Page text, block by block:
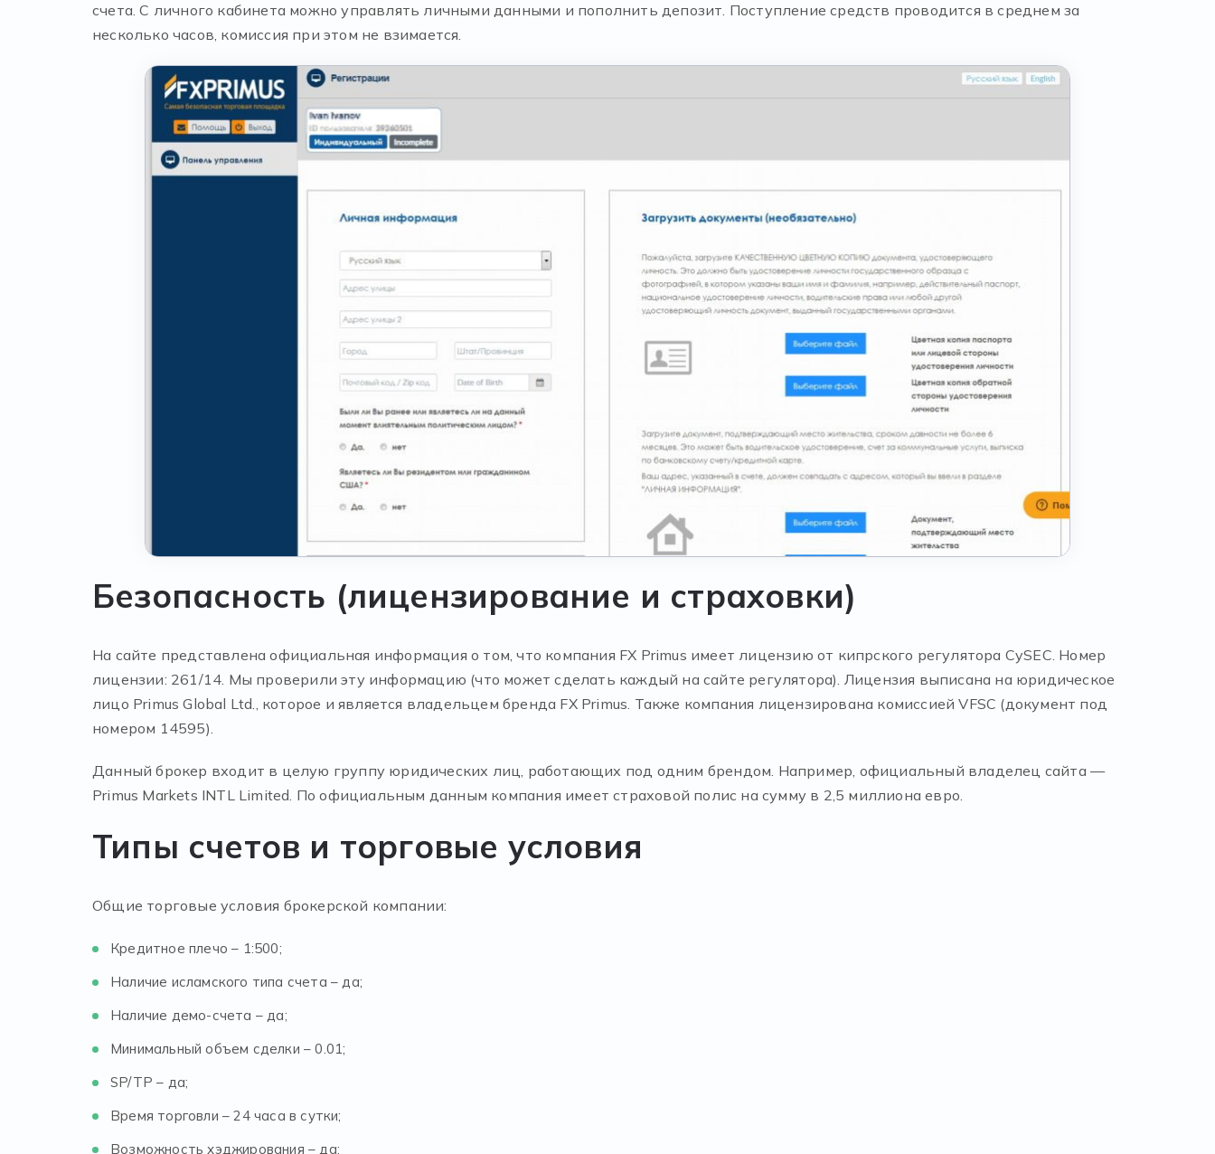
счета. С личного кабинета можно управлять личными данными и пополнить депозит. Поступление средств проводится в среднем за
несколько часов, комиссия при этом не взимается.
Безопасность (лицензирование и страховки)
На сайте представлена официальная информация о том, что компания FX Primus имеет лицензию от кипрского регулятора CySEC. Номер
лицензии: 261/14. Мы проверили эту информацию (что может сделать каждый на сайте регулятора). Лицензия выписана на юридическое
лицо Primus Global Ltd., которое и является владельцем бренда FX Primus. Также компания лицензирована комиссией VFSC (документ под
номером 14595).
Данный брокер входит в целую группу юридических лиц, работающих под одним брендом. Например, официальный владелец сайта —
Primus Markets INTL Limited. По официальным данным компания имеет страховой полис на сумму в 2,5 миллиона евро.
Типы счетов и торговые условия
Общие торговые условия брокерской компании:
Кредитное плечо – 1:500;
Наличие исламского типа счета – да;
Наличие демо-счета – да;
Минимальный объем сделки – 0.01;
SP/TP – да;
Время торговли – 24 часа в сутки;
Возможность хэджирования – да;